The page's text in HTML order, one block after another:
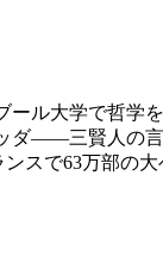
ル大学で哲
ダ――三賢人の
ンスで63万部